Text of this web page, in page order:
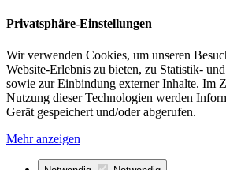
Privatsphäre-Einstellungen
Wir verwenden Cookies, um unseren
Website-Erlebnis zu bieten, zu Statistik-
sowie zur Einbindung externer Inhalte. Im
Nutzung dieser Technologien werden
Gerät gespeichert und/oder abgerufen.
Mehr anzeigen